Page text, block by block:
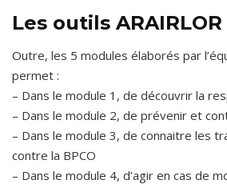
Les outils ARAIRLOR
Outre, les 5 modules élaborés par
permet :
– Dans le module 1, de découvrir la
– Dans le module 2, de prévenir et
– Dans le module 3, de connaitre les
contre la BPCO
– Dans le module 4, d’agir en cas de